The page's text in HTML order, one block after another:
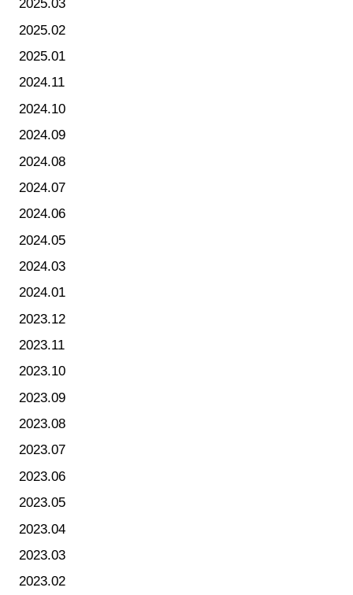
2025.03
2025.02
2025.01
2024.11
2024.10
2024.09
2024.08
2024.07
2024.06
2024.05
2024.03
2024.01
2023.12
2023.11
2023.10
2023.09
2023.08
2023.07
2023.06
2023.05
2023.04
2023.03
2023.02